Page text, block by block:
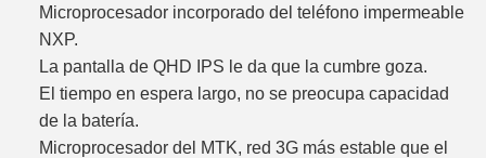
Microprocesador incorporado del teléfono impermeable
NXP.
La pantalla de QHD IPS le da que la cumbre goza.
El tiempo en espera largo, no se preocupa capacidad
de la batería.
Microprocesador del MTK, red 3G más estable que el